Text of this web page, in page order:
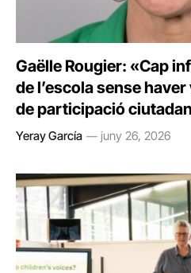
Gaëlle Rougier: «Cap
de l’escola sense
de participació
Yeray García juny 26, 2026